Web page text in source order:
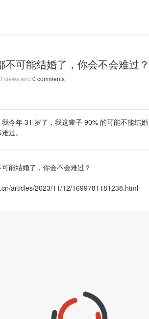
不可能结婚了，你会不会难过？
views and 0 comments
今年 31 岁了，我这辈子 90% 的可能不能结
过。
能结婚了，你会不会难过？
articles/2023/11/12/1699781181238.html